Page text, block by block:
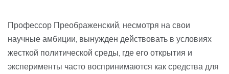
Профессор Преображенский, несмотря на свои
научные амбиции, вынужден действовать в условиях
жесткой политической среды, где его открытия и
эксперименты часто воспринимаются как средства для